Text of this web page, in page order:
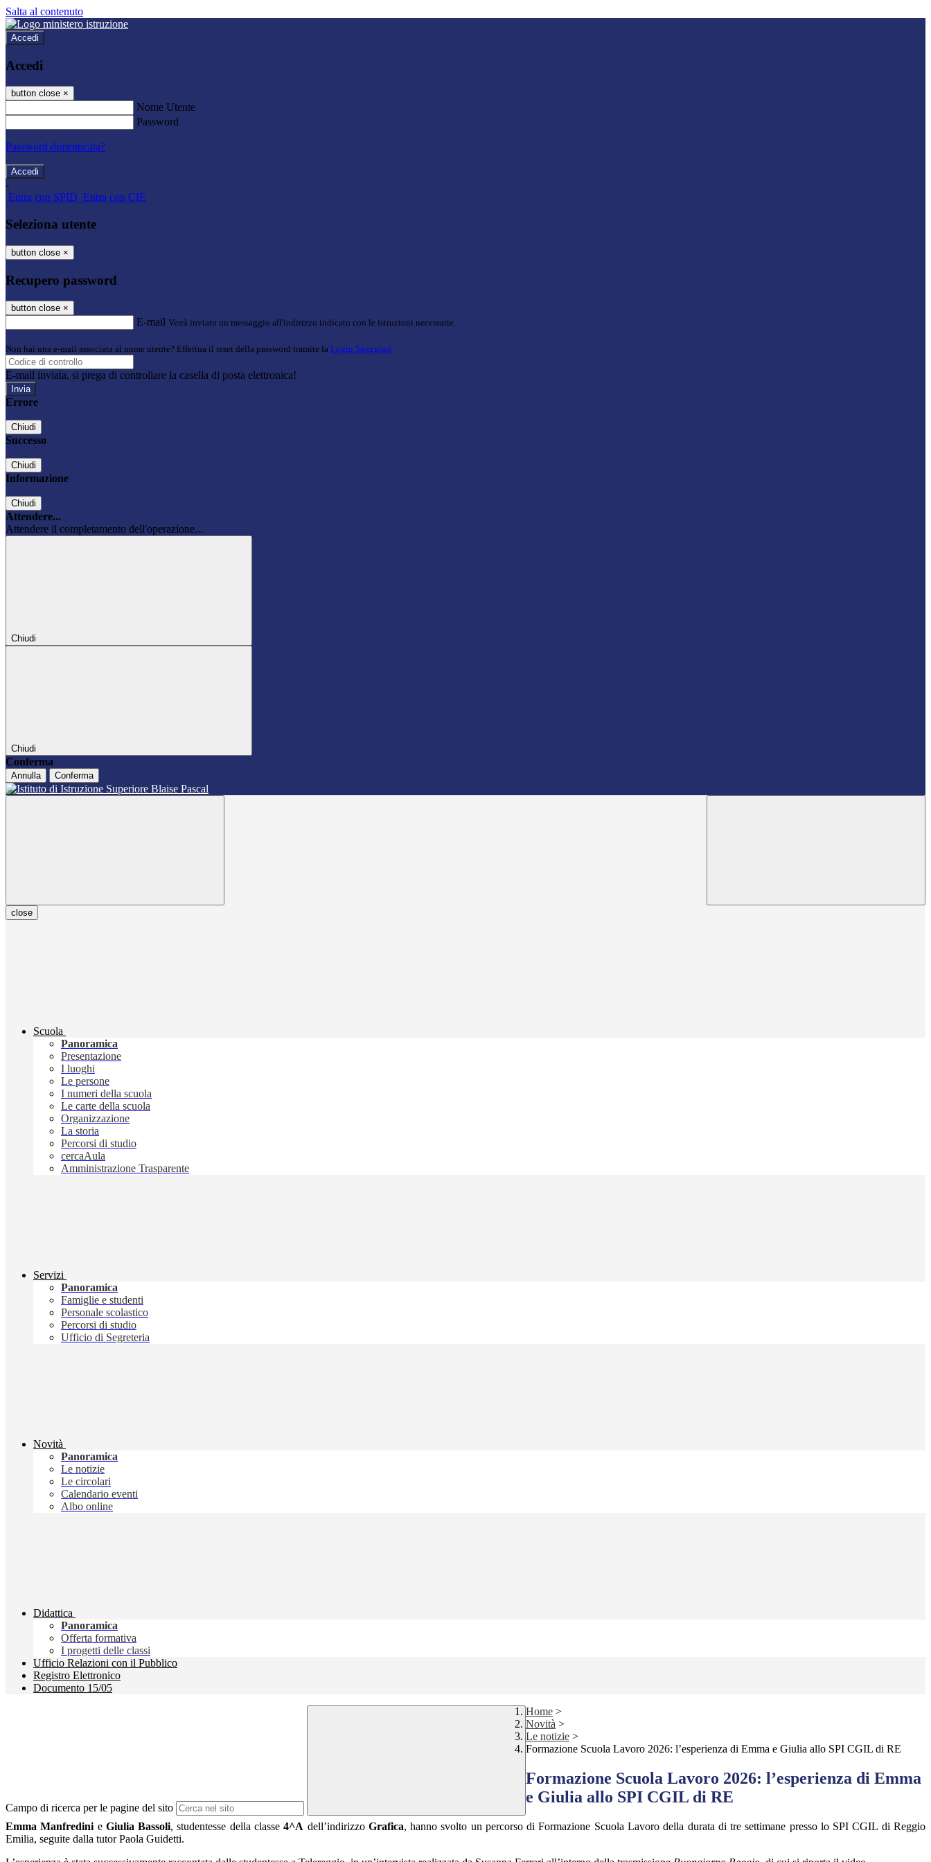
Salta al contenuto
Accedi
Accedi
button close ×
Nome Utente
Password
Password dimenticata?
-
Entra con SPID Entra con CIE
Seleziona utente
button close ×
Recupero password
button close ×
E-mail Verrà inviato un messaggio all'indirizzo indicato con le istruzioni necessarie.
Non hai una e-mail associata al nome utente? Effettua il reset della password tramite la Login Spaggiari
E-mail inviata, si prega di controllare la casella di posta elettronica!
Errore
Chiudi
Successo
Chiudi
Informazione
Chiudi
Attendere...
Attendere il completamento dell'operazione...
Chiudi
Chiudi
Conferma
Annulla Conferma
close
Scuola
Panoramica
Presentazione
I luoghi
Le persone
I numeri della scuola
Le carte della scuola
Organizzazione
La storia
Percorsi di studio
cercaAula
Amministrazione Trasparente
Servizi
Panoramica
Famiglie e studenti
Personale scolastico
Percorsi di studio
Ufficio di Segreteria
Novità
Panoramica
Le notizie
Le circolari
Calendario eventi
Albo online
Didattica
Panoramica
Offerta formativa
I progetti delle classi
Ufficio Relazioni con il Pubblico
Registro Elettronico
Documento 15/05
Campo di ricerca per le pagine del sito
Home >
Novità >
Le notizie >
Formazione Scuola Lavoro 2026: l’esperienza di Emma e Giulia allo SPI CGIL di RE
Formazione Scuola Lavoro 2026: l’esperienza di Emma
e Giulia allo SPI CGIL di RE
Emma Manfredini e Giulia Bassoli, studentesse della classe4^A dell’indirizzo Grafica, hanno svolto un percorso di Formazione Scuola Lavoro della durata di tre settimane presso lo SPI CGIL di Reggio
Emilia, seguite dalla tutor Paola Guidetti.